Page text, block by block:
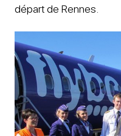
départ de Rennes.